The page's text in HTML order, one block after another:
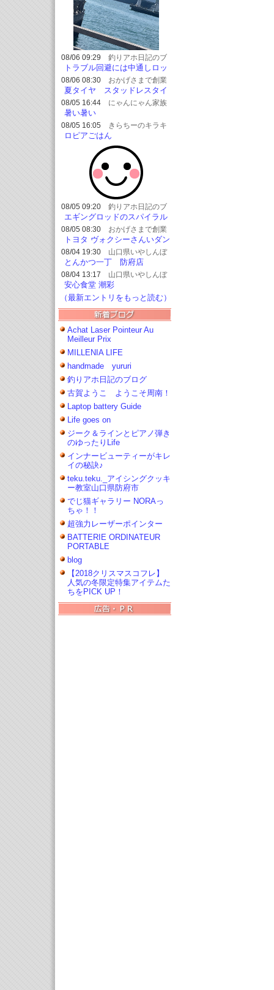
08/06 09:29 釣りアホ日記のブ
ログ
トラブル回避には中通しロッ
ドを
08/06 08:30 おかげさまで創業
54周年 オ
ートショップ フェニックス★
夏タイヤ スタッドレスタイ
ヤご注文
08/05 16:44 にゃんにゃん家族
暑い暑い
08/05 16:05
きらちーのキラキ
ラブログ
ロピアごはん
08/05 09:20 釣りアホ日記のブ
ログ
エギングロッドのスパイラル
仕様について
08/05 08:30 おかげさまで創業
54周年 オ
ートショップ フェニックス★
トヨタ ヴォクシーさんいダン
ロップ17インチ装着?
08/04 19:30 山口県いやしんぼ
情報 Vol.2
とんかつ一丁 防府店
08/04 13:17 山口県いやしんぼ
情報 Vol.2
安心食堂 潮彩
（最新エントリをもっと読む）
Achat Laser Pointeur Au
Meilleur Prix
MILLENIA LIFE
handmade yururi
釣りアホ日記のブログ
古賀ようこ ようこそ周南！
Laptop battery Guide
Life goes on
ジーク＆ラインとピアノ弾き
のゆったりLife
インナービューティーがキレ
イの秘訣♪
teku.teku._アイシングクッキ
ー教室山口県防府市
でじ猫ギャラリー NORAっ
ちゃ！！
超強力レーザーポインター
BATTERIE ORDINATEUR
PORTABLE
blog
【2018クリスマスコフレ】
人気の冬限定特集アイテムた
ちをPICK UP！